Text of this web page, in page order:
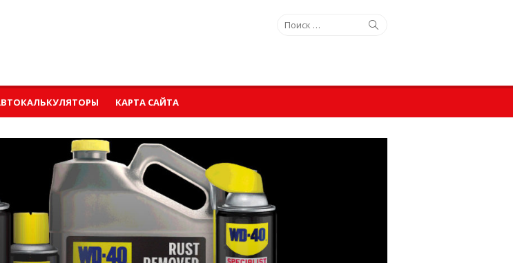
Искать:
КАРТА САЙТА